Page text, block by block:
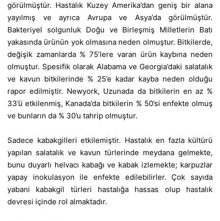
görülmüştür. Hastalık Kuzey Amerika’dan geniş bir alana
yayılmış ve ayrıca Avrupa ve Asya’da görülmüştür.
Bakteriyel solgunluk Doğu ve Birleşmiş Milletlerin Batı
yakasında ürünün yok olmasına neden olmuştur. Bitkilerde,
değişik zamanlarda % 75’lere varan ürün kaybına neden
olmuştur. Spesifik olarak Alabama ve Georgia’daki salatalık
ve kavun bitkilerinde % 25’e kadar kayba neden olduğu
rapor edilmiştir. Newyork, Uzunada da bitkilerin en az %
33’ü etkilenmiş, Kanada’da bitkilerin % 50’si enfekte olmuş
ve bunların da % 30’u tahrip olmuştur.
Sadece kabakgilleri etkilemiştir. Hastalık en fazla kültürü
yapılan salatalık ve kavun türlerinde meydana gelmekte,
bunu duyarlı helvacı kabağı ve kabak izlemekte; karpuzlar
yapay inokulasyon ile enfekte edilebilirler. Çok sayıda
yabani kabakgil türleri hastalığa hassas olup hastalık
devresi içinde rol almaktadır.